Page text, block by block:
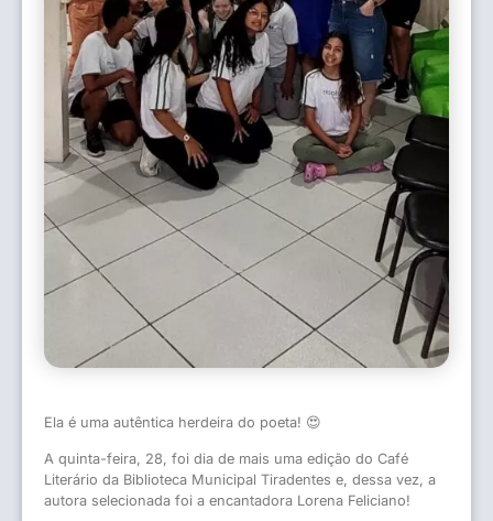
Ela é uma autêntica herdeira do poeta! 😍
A quinta-feira, 28, foi dia de mais uma edição do Café
Literário da Biblioteca Municipal Tiradentes e, dessa vez, a
autora selecionada foi a encantadora Lorena Feliciano!